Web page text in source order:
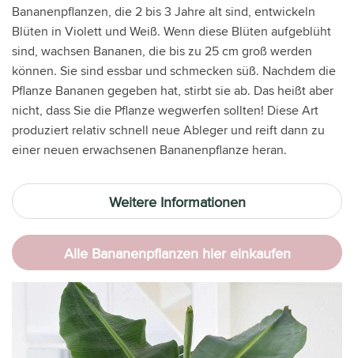
Bananenpflanzen, die 2 bis 3 Jahre alt sind, entwickeln
Blüten in Violett und Weiß. Wenn diese Blüten aufgeblüht
sind, wachsen Bananen, die bis zu 25 cm groß werden
können. Sie sind essbar und schmecken süß. Nachdem die
Pflanze Bananen gegeben hat, stirbt sie ab. Das heißt aber
nicht, dass Sie die Pflanze wegwerfen sollten! Diese Art
produziert relativ schnell neue Ableger und reift dann zu
einer neuen erwachsenen Bananenpflanze heran.
Weitere Informationen
Alle Bananenpflanzen hier einkaufen